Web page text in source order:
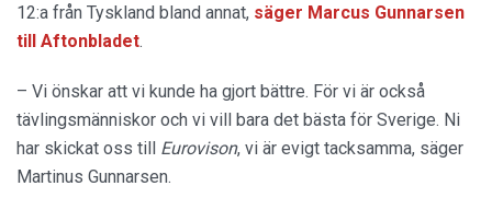
12:a från Tyskland bland annat, säger Marcus Gunnarsen
till Aftonbladet.
– Vi önskar att vi kunde ha gjort bättre. För vi är också
tävlingsmänniskor och vi vill bara det bästa för Sverige. Ni
har skickat oss till Eurovison, vi är evigt tacksamma, säger
Martinus Gunnarsen.